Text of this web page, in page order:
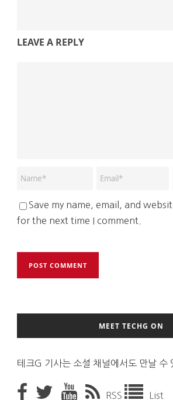
LEAVE A REPLY
Save my name, email, and
for the next time I comment.
MEET TECHG ON
테크G 기사는 소셜 채널에서도 만날 수
RSS List